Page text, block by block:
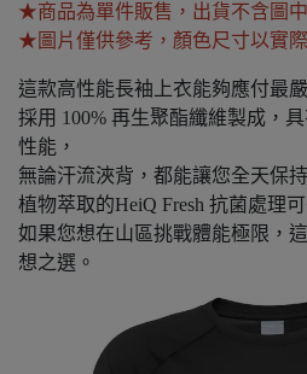
★商品為單件販售，出貨不含圖
★圖片僅供參考，顏色尺寸以實
這款高性能長袖上衣能夠應付最
採用 100% 再生聚酯纖維製成，
性能，
無論汗流浹背，都能讓您全天保
植物萃取的HeiQ Fresh 抗菌處理
如果您想在山區挑戰體能極限，
想之選。